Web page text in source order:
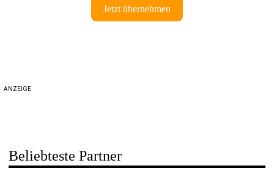
Jetzt übernehmen
ANZEIGE
Beliebteste Partner